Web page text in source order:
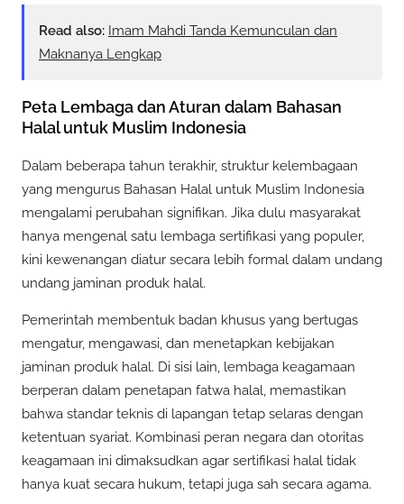
Read also: Imam Mahdi Tanda Kemunculan dan
Maknanya Lengkap
Peta Lembaga dan Aturan dalam Bahasan
Halal untuk Muslim Indonesia
Dalam beberapa tahun terakhir, struktur kelembagaan
yang mengurus Bahasan Halal untuk Muslim Indonesia
mengalami perubahan signifikan. Jika dulu masyarakat
hanya mengenal satu lembaga sertifikasi yang populer,
kini kewenangan diatur secara lebih formal dalam undang
undang jaminan produk halal.
Pemerintah membentuk badan khusus yang bertugas
mengatur, mengawasi, dan menetapkan kebijakan
jaminan produk halal. Di sisi lain, lembaga keagamaan
berperan dalam penetapan fatwa halal, memastikan
bahwa standar teknis di lapangan tetap selaras dengan
ketentuan syariat. Kombinasi peran negara dan otoritas
keagamaan ini dimaksudkan agar sertifikasi halal tidak
hanya kuat secara hukum, tetapi juga sah secara agama.